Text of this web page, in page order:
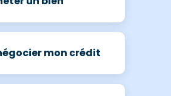
mon crédit